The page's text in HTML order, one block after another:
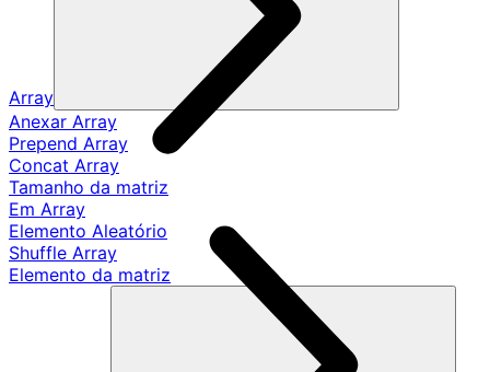
Array
Anexar Array
Prepend Array
Concat Array
Tamanho da matriz
Em Array
Elemento Aleatório
Shuffle Array
Elemento da matriz